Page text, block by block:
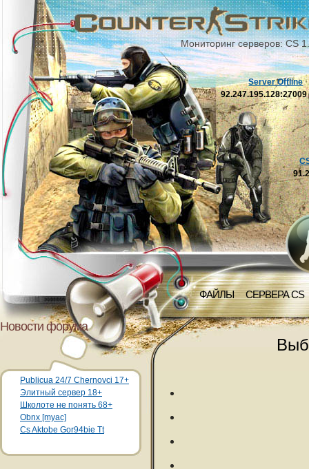
Мониторинг серверов: CS
ФАЙЛЫ СЕРВЕРА CS
Server Offline
92.247.195.128:27009
Новости форума
Publicua 24/7 Chernovci 17+
Элитный сервер 18+
Школоте не понять 68+
Obnx [myac]
Cs Aktobe Gor94bie Tt